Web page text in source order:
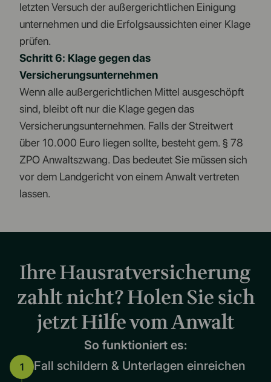
letzten Versuch der außergerichtlichen Einigung
unternehmen und die Erfolgsaussichten einer Klage
prüfen.
Schritt 6: Klage gegen das
Versicherungsunternehmen
Wenn alle außergerichtlichen Mittel ausgeschöpft
sind, bleibt oft nur die Klage gegen das
Versicherungsunternehmen. Falls der Streitwert
über 10.000 Euro liegen sollte, besteht gem. § 78
ZPO Anwaltszwang. Das bedeutet Sie müssen sich
vor dem Landgericht von einem Anwalt vertreten
lassen.
Ihre Hausratversicherung
zahlt nicht? Holen Sie sich
jetzt Hilfe vom Anwalt
So funktioniert es:
1 Fall schildern & Unterlagen einreichen